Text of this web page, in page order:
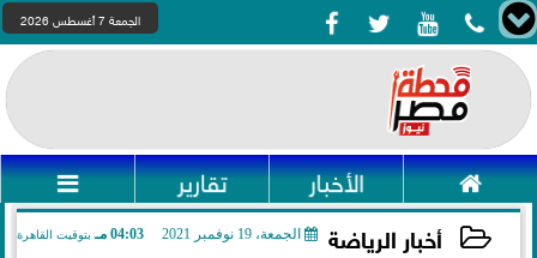
    الجمعة 7 أغسطس 2026
 الأخبار تقارير 
أخبار الرياضة الجمعة، 19 نوفمبر 2021 04:03 مـ بتوقيت القاهرة